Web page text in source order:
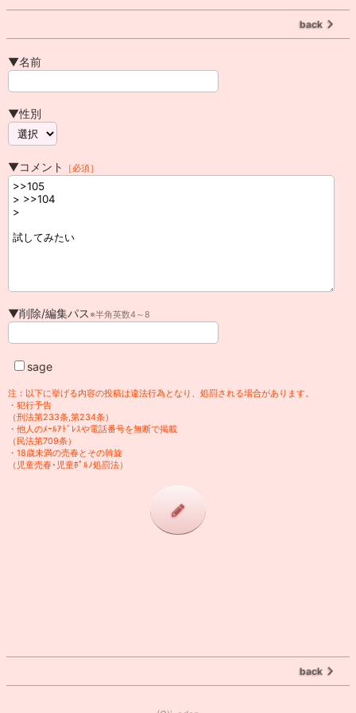
back
▼名前
▼性別
▼コメント ［必須］
▼削除/編集パス※半角英数4～8
sage
注：以下に挙げる内容の投稿は違法行為となり、処罰される場合があります。
・犯行予告
（刑法第233条,第234条）
・他人のﾒｰﾙｱﾄﾞﾚｽや電話番号を無断で掲載
（民法第709条）
・18歳未満の売春とその斡旋
（児童売春･児童ﾎﾟﾙﾉ処罰法）
back